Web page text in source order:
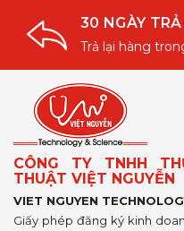
30 NGÀY
Trả lại hàng
CÔNG TY TNHH
THUẬT VIỆT NGUYỄN
VIET NGUYEN
Giấy phép đăng ký kinh